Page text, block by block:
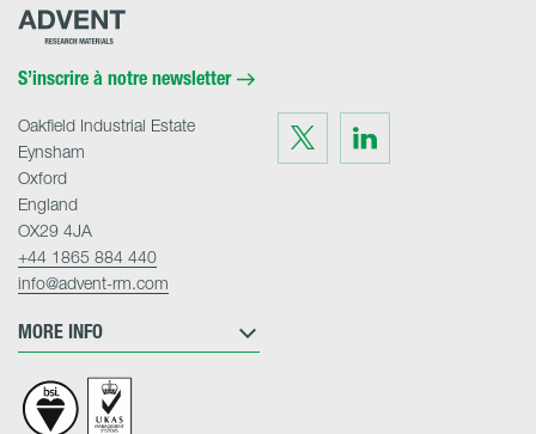
Advent
S’inscrire à notre newsletter
Visit
us
on
Twitter
Visit
on
LinkedIn
MORE INFO
Oakfield Industrial Estate
Eynsham
Oxford
England
OX29 4JA
+44 1865 884 440
info@advent-rm.com